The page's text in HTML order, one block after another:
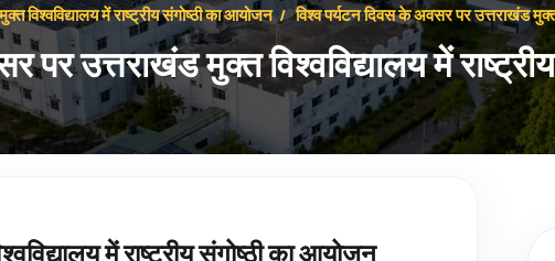
विश्वविद्यालय में राष्ट्रीय संगोष्ठी का आयोजन/ विश्व पर्यटन दिवस के अवसर पर उत्तराखंड मुक्त
पर उत्तराखंड मुक्त विश्वविद्यालय में
में राष्ट्रीय संगोष्ठी का आयोजन